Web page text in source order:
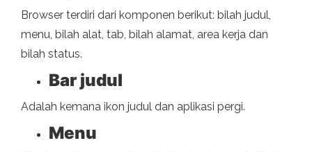
Browser terdiri dari komponen berikut: bilah judul,
menu, bilah alat, tab, bilah alamat, area kerja dan
bilah status.
Bar judul
Adalah kemana ikon judul dan aplikasi pergi.
Menu